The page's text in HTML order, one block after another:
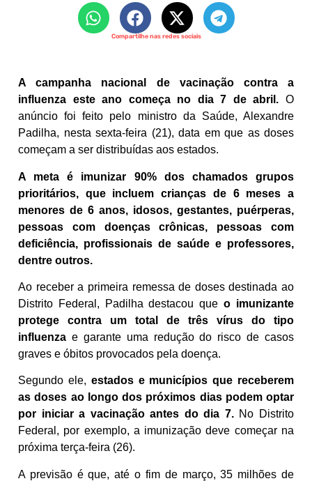
Compartilhe nas redes sociais
A campanha nacional de vacinação contra a
influenza este ano começa no dia 7 de abril. O
anúncio foi feito pelo ministro da Saúde, Alexandre
Padilha, nesta sexta-feira (21), data em que as doses
começam a ser distribuídas aos estados.
A meta é imunizar 90% dos chamados grupos
prioritários, que incluem crianças de 6 meses a
menores de 6 anos, idosos, gestantes, puérperas,
pessoas com doenças crônicas, pessoas com
deficiência, profissionais de saúde e professores,
dentre outros.
Ao receber a primeira remessa de doses destinada ao
Distrito Federal, Padilha destacou queo imunizante
protege contra um total de três vírus do tipo
influenza e garante uma redução do risco de casos
graves e óbitos provocados pela doença.
Segundo ele, estados e municípios que receberem
as doses ao longo dos próximos dias podem optar
por iniciar a vacinação antes do dia 7.No Distrito
Federal, por exemplo, a imunização deve começar na
próxima terça-feira (26).
A previsão é que, até o fim de março, 35 milhões de